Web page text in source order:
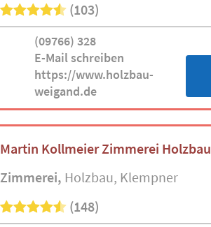
(103)
(09766) 328
E-Mail schreiben
https://www.holzbau-
weigand.de
Martin Kollmeier Zimmerei Holzbau
Zimmerei Holzbau Klempner
(148)